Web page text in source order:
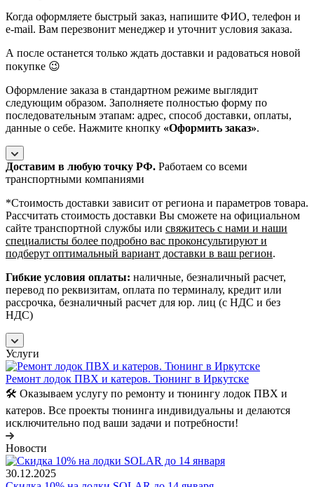
Когда оформляете быстрый заказ, напишите ФИО, телефон и
e-mail. Вам перезвонит менеджер и уточнит условия заказа.
А после останется только ждать доставки и радоваться новой
покупке 😉
Оформление заказа в стандартном режиме выглядит
следующим образом. Заполняете полностью форму по
последовательным этапам: адрес, способ доставки, оплаты,
данные о себе. Нажмите кнопку «Оформить заказ».
Доставим в любую точку РФ. Работаем со всеми
транспортными компаниями
*Cтоимость доставки зависит от региона и параметров товара.
Рассчитать стоимость доставки Вы сможете на официальном
сайте транспортной службы или свяжитесь с нами и наши
специалисты более подробно вас проконсультируют и
подберут оптимальный вариант доставки в ваш регион.
Гибкие условия оплаты: наличные, безналичный расчет,
перевод по реквизитам, оплата по терминалу, кредит или
рассрочка, безналичный расчет для юр. лиц (с НДС и без
НДС)
Услуги
Ремонт лодок ПВХ и катеров. Тюнинг в Иркутске
🛠️ Оказываем услугу по ремонту и тюнингу лодок ПВХ и
катеров. Все проекты тюнинга индивидуальны и делаются
исключительно под ваши задачи и потребности!
Новости
30.12.2025